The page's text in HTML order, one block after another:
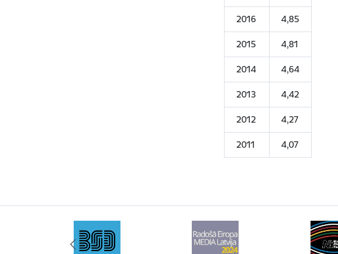
2016 4,85
2015 4,81
2014 4,64
2013 4,42
2012 4,27
2011 4,07